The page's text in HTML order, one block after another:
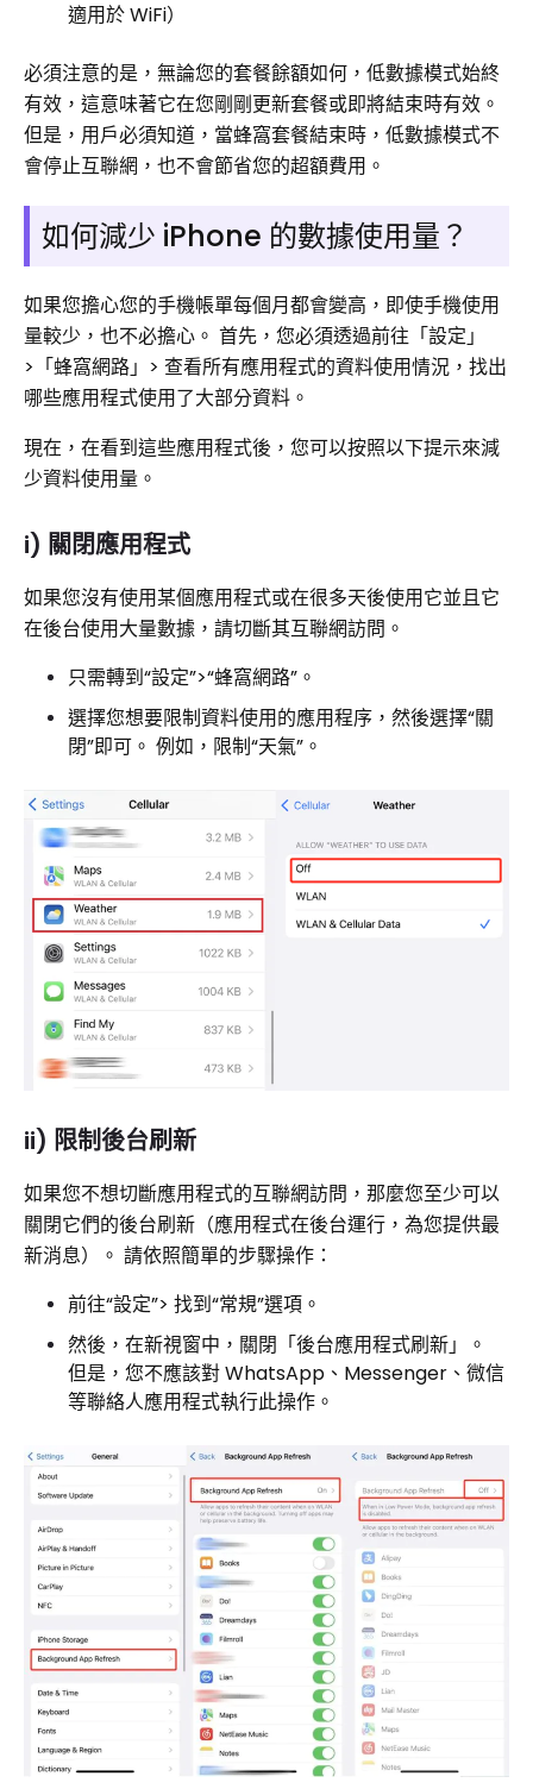
適用於 WiFi）
必須注意的是，無論您的套餐餘額如何，低數據模式始終
有效，這意味著它在您剛剛更新套餐或即將結束時有效。
但是，用戶必須知道，當蜂窩套餐結束時，低數據模式不
會停止互聯網，也不會節省您的超額費用。
如何減少 iPhone 的數據使用量？
如果您擔心您的手機帳單每個月都會變高，即使手機使用
量較少，也不必擔心。 首先，您必須透過前往「設定」
>「蜂窩網路」> 查看所有應用程式的資料使用情況，找出
哪些應用程式使用了大部分資料。
現在，在看到這些應用程式後，您可以按照以下提示來減
少資料使用量。
i) 關閉應用程式
如果您沒有使用某個應用程式或在很多天後使用它並且它
在後台使用大量數據，請切斷其互聯網訪問。
只需轉到“設定”>“蜂窩網路”。
選擇您想要限制資料使用的應用程序，然後選擇“關
閉”即可。 例如，限制“天氣”。
ii) 限制後台刷新
如果您不想切斷應用程式的互聯網訪問，那麼您至少可以
關閉它們的後台刷新（應用程式在後台運行，為您提供最
新消息）。 請依照簡單的步驟操作：
前往“設定”> 找到“常規”選項。
然後，在新視窗中，關閉「後台應用程式刷新」。
但是，您不應該對 WhatsApp、Messenger、微信
等聯絡人應用程式執行此操作。